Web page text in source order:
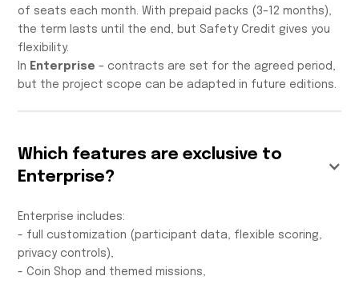
of seats each month. With prepaid packs (3–12 months),
the term lasts until the end, but Safety Credit gives you
flexibility.
In Enterprise – contracts are set for the agreed period,
but the project scope can be adapted in future editions.
Which features are exclusive to
Enterprise?
Enterprise includes:
- full customization (participant data, flexible scoring,
privacy controls),
- Coin Shop and themed missions,